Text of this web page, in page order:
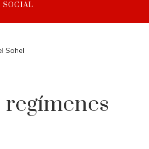
SOCIAL
Sahel